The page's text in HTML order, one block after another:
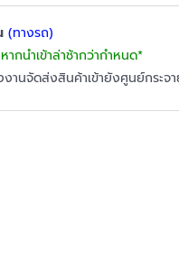
(ทางรถ)
กนำเข้าล่าช้ากว่ากำหนด*
งานจัดส่งสินค้าเข้ายังศูนย์กระ